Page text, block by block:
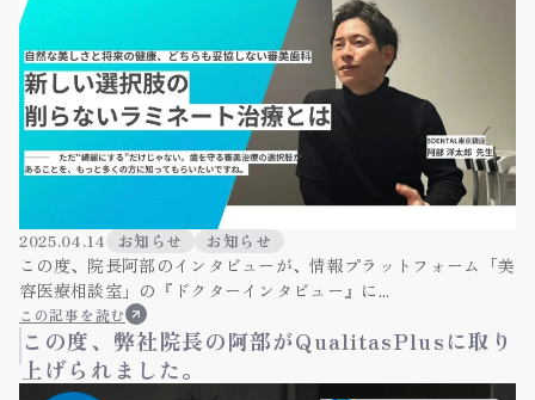
2025.04.14 お知らせ お知らせ
この度、院長阿部のインタビューが、情報プラットフォーム「美
容医療相談室」の『ドクターインタビュー』に...
この記事を読む
この度、弊社院長の阿部がQualitasPlusに取り
上げられました。